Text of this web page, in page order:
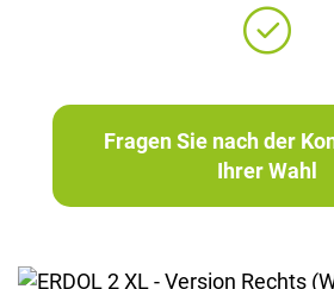
Fragen Sie nach der
Ihrer Wahl